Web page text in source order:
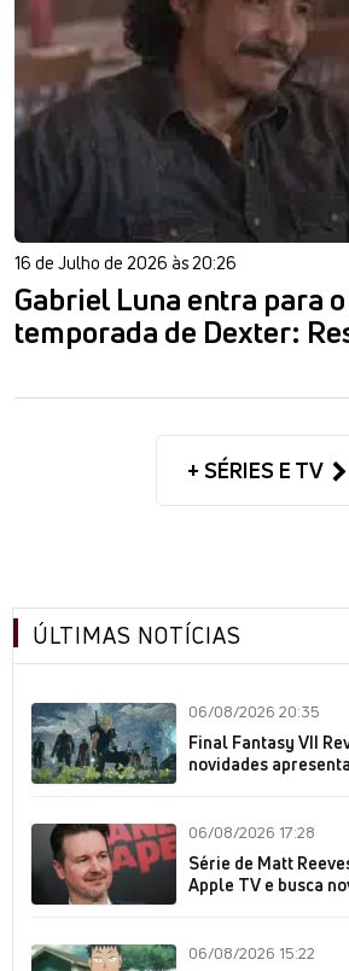
16 de Julho de 2026 às 20:26
Gabriel Luna entra para
temporada de Dexter:
+ SÉRIES E TV
ÚLTIMAS NOTÍCIAS
06/08/2026 20:35
Final Fantasy VII
novidades
06/08/2026 17:28
Série de Matt
Apple TV e busca
06/08/2026 15:22